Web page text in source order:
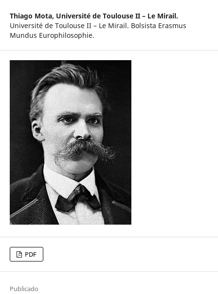
Thiago Mota, Université de Toulouse II – Le Mirail.
Université de Toulouse II – Le Mirail. Bolsista Erasmus
Mundus Europhilosophie.
PDF
Publicado